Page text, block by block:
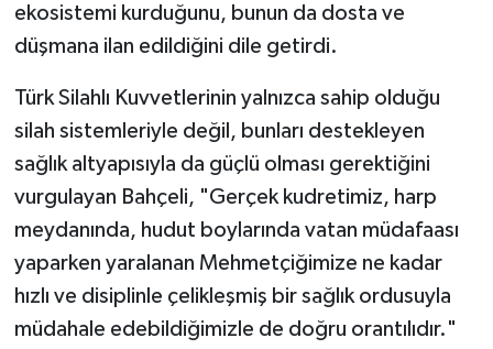
ekosistemi kurduğunu, bunun da dosta ve
düşmana ilan edildiğini dile getirdi.
Türk Silahlı Kuvvetlerinin yalnızca sahip olduğu
silah sistemleriyle değil, bunları destekleyen
sağlık altyapısıyla da güçlü olması gerektiğini
vurgulayan Bahçeli, "Gerçek kudretimiz, harp
meydanında, hudut boylarında vatan müdafaası
yaparken yaralanan Mehmetçiğimize ne kadar
hızlı ve disiplinle çelikleşmiş bir sağlık ordusuyla
müdahale edebildiğimizle de doğru orantılıdır."